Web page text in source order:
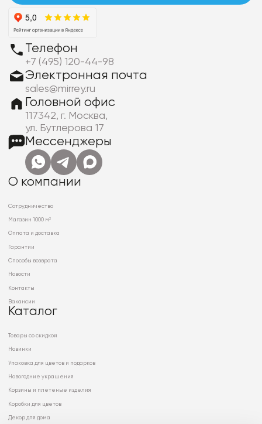
Телефон
+7 (495) 120-44-98
Электронная почта
sales@mirrey.ru
Головной офис
117342, г. Москва,
ул. Бутлерова 17
Мессенджеры
О компании
Сотрудничество
Магазин 1000 м²
Оплата и доставка
Гарантии
Способы возврата
Новости
Контакты
Вакансии
Каталог
Товары со скидкой
Новинки
Упаковка для цветов и подарков
Новогодние украшения
Корзины и плетеные изделия
Коробки для цветов
Декор для дома